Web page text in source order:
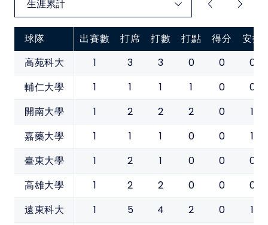
球隊 出賽數 打席 打數 打點 得分
安打
高苑科大
1 3 3 0 0 0
輔仁大學 1 1 1 1 0 0
開南大學 1 2 2 2 0 1
嘉藥大學 1 1 1 0 0 1
臺東大學 1 2 1 0 0 0
高雄大學 1 2 2 0 0 0
遠東科大 1 5 4 2 0 1